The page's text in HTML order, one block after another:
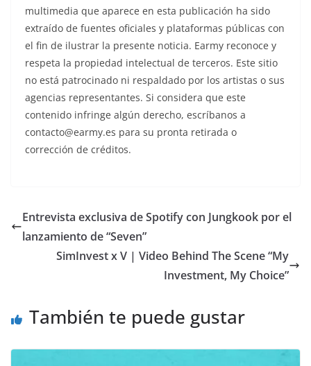
multimedia que aparece en esta publicación ha sido
extraído de fuentes oficiales y plataformas públicas con
el fin de ilustrar la presente noticia. Earmy reconoce y
respeta la propiedad intelectual de terceros. Este sitio
no está patrocinado ni respaldado por los artistas o sus
agencias representantes. Si considera que este
contenido infringe algún derecho, escríbanos a
contacto@earmy.es para su pronta retirada o
corrección de créditos.
Entrevista exclusiva de Spotify con Jungkook por el
lanzamiento de “Seven”
SimInvest x V | Video Behind The Scene “My
Investment, My Choice”
También te puede gustar